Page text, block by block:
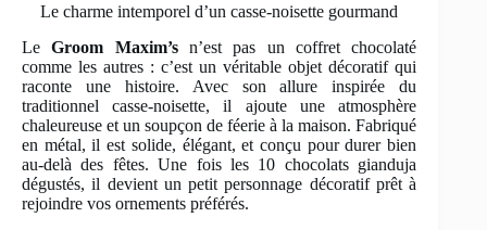
Le charme intemporel d’un casse-noisette gourmand
LeGroom Maxim’sn’est pas un coffret chocolaté
comme les autres : c’est un véritable objet décoratif qui
raconte une histoire. Avec son allure inspirée du
traditionnel casse-noisette, il ajoute une atmosphère
chaleureuse et un soupçon de féerie à la maison. Fabriqué
en métal, il est solide, élégant, et conçu pour durer bien
au-delà des fêtes. Une fois les 10 chocolats gianduja
dégustés, il devient un petit personnage décoratif prêt à
rejoindre vos ornements préférés.